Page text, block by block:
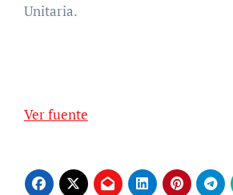
Unitaria.
Ver fuente